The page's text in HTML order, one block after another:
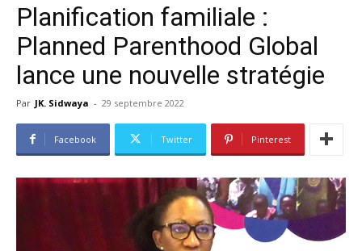
Planification familiale :
Planned Parenthood Global
lance une nouvelle stratégie
Par JK. Sidwaya - 29 septembre 2022
Facebook Twitter Pinterest